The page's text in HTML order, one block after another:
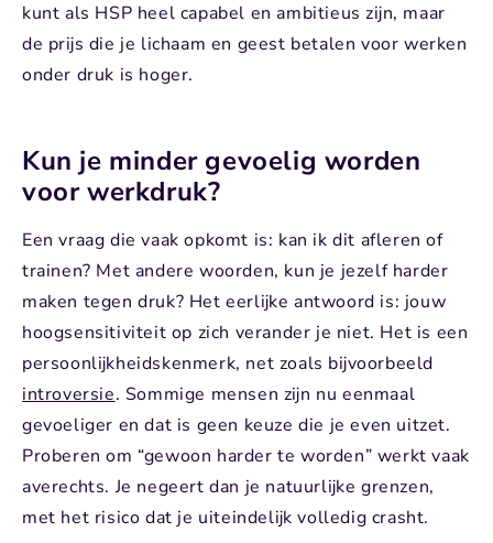
kunt als HSP heel capabel en ambitieus zijn, maar
de prijs die je lichaam en geest betalen voor werken
onder druk is hoger.
Kun je minder gevoelig worden
voor werkdruk?
Een vraag die vaak opkomt is: kan ik dit afleren of
trainen? Met andere woorden, kun je jezelf harder
maken tegen druk? Het eerlijke antwoord is: jouw
hoogsensitiviteit op zich verander je niet. Het is een
persoonlijkheidskenmerk, net zoals bijvoorbeeld
introversie. Sommige mensen zijn nu eenmaal
gevoeliger en dat is geen keuze die je even uitzet.
Proberen om “gewoon harder te worden” werkt vaak
averechts. Je negeert dan je natuurlijke grenzen,
met het risico dat je uiteindelijk volledig crasht.